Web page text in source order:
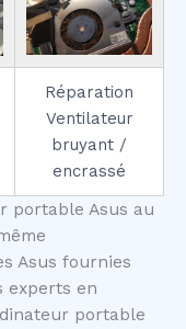
Réparation
Ventilateur
bruyant /
encrassé
portable Asus au
Asus fournies
experts en
portable